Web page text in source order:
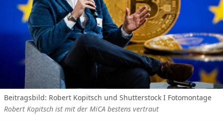
Beitragsbild: Robert Kopitsch und Shutterstock I Fotomontage
Robert Kopitsch ist mit der MiCA bestens vertraut